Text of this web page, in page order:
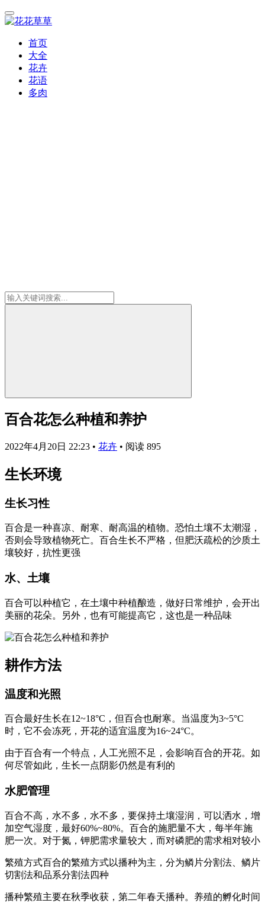
首页
大全
花卉
花语
多肉
百合花怎么种植和养护
2022年4月20日 22:23 • 花卉 • 阅读 895
生长环境
生长习性
百合是一种喜凉、耐寒、耐高温的植物。恐怕土壤不太潮湿，
否则会导致植物死亡。百合生长不严格，但肥沃疏松的沙质土
壤较好，抗性更强
水、土壤
百合可以种植它，在土壤中种植酿造，做好日常维护，会开出
美丽的花朵。另外，也有可能提高它，这也是一种品味
耕作方法
温度和光照
百合最好生长在12~18°C，但百合也耐寒。当温度为3~5°C
时，它不会冻死，开花的适宜温度为16~24°C。
由于百合有一个特点，人工光照不足，会影响百合的开花。如
何尽管如此，生长一点阴影仍然是有利的
水肥管理
百合不高，水不多，水不多，要保持土壤湿润，可以洒水，增
加空气湿度，最好60%~80%。百合的施肥量不大，每半年施
肥一次。对于氮，钾肥需求量较大，而对磷肥的需求相对较小
繁殖方式百合的繁殖方式以播种为主，分为鳞片分割法、鳞片
切割法和品系分割法四种
播种繁殖主要在秋季收获，第二年春天播种。养殖的孵化时间